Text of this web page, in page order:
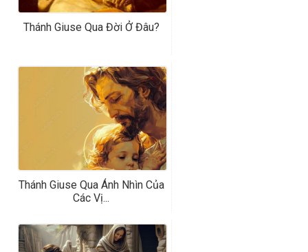
Thánh Giuse Qua Đời Ở Đâu?
Thánh Giuse Qua Ánh Nhìn Của
Các Vị...